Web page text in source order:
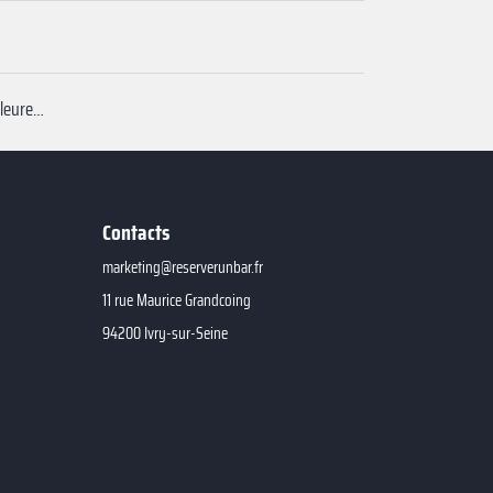
Privatiser meilleurs restaurants chaleureux Charente maritime
Contacts
marketing@reserverunbar.fr
11 rue Maurice Grandcoing
94200 Ivry-sur-Seine